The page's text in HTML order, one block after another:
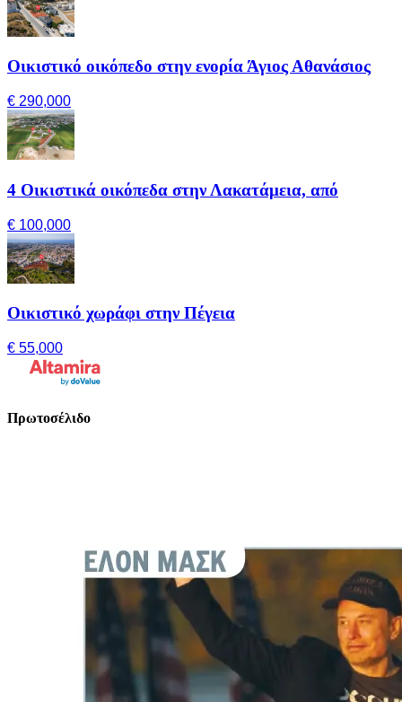
Οικιστικό οικόπεδο στην ενορία Άγιος Αθανάσιος
€ 290,000
4 Οικιστικά οικόπεδα στην Λακατάμεια, από
€ 100,000
Οικιστικό χωράφι στην Πέγεια
€ 55,000
Πρωτοσέλιδο